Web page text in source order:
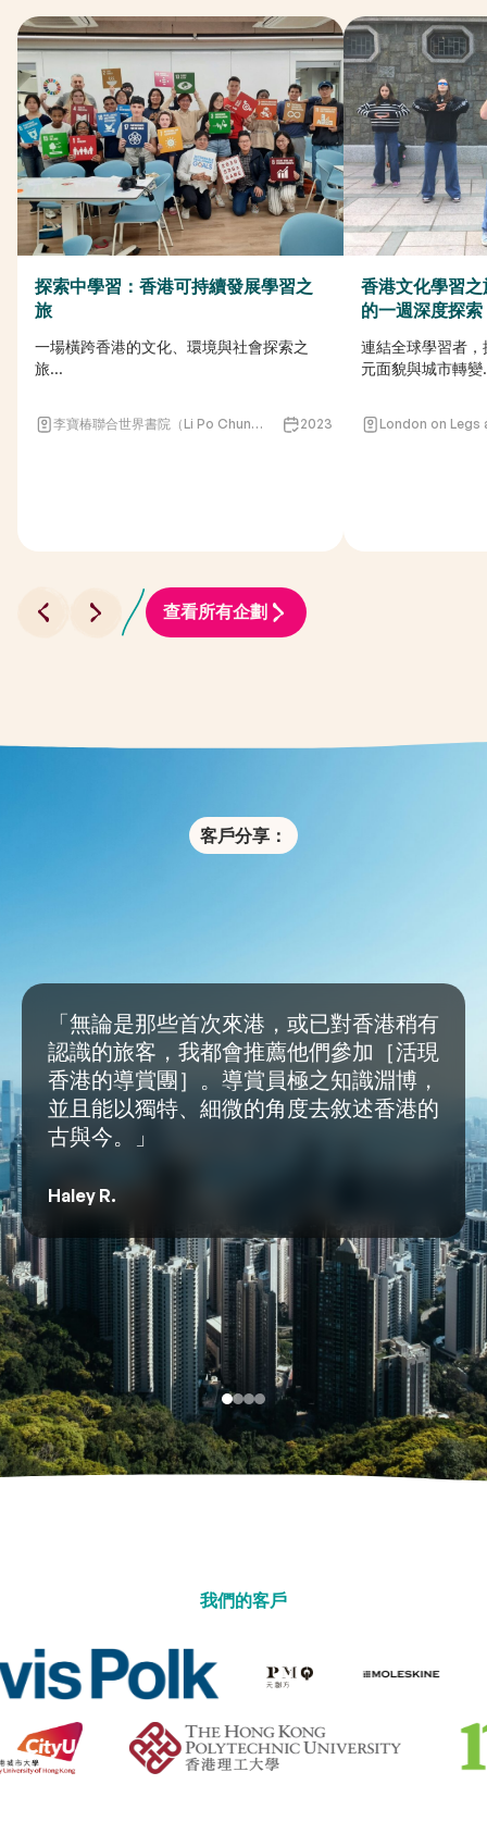
探索中學習：香港可持續發展學習之
旅
一場橫跨香港的文化、環境與社會探索之
旅...
李寶椿聯合世界書院（Li Po Chun
2023
香港文化學習
的一週深度探索
連結全球學習者
元面貌與城市轉變
London on Legs
查看所有企劃
「無論是那些首次來港，或已對香港稍有
認識的旅客，我都會推薦他們參加［活現
香港的導賞團］。導賞員極之知識淵博，
並且能以獨特、細微的角度去敘述香港的
古與今。」
Haley R.
客戶分享：
我們的客戶